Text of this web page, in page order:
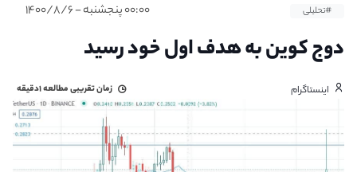
#تحلیلی ۰۰:۰۰ پنجشنبه - ۱۴۰۰/۸/۶
دوج کوین به هدف اول خود رسید
اینستاگرام زمان تقریبی مطالعه۱دقیقه